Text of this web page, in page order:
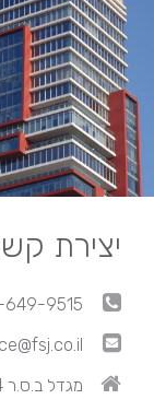
יצירת
649-9515
מגדל ב.ס.ר 4, קומה 37